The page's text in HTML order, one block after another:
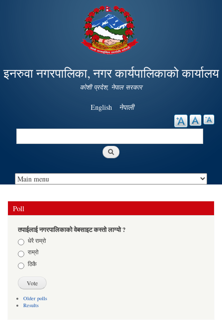
Skip to
main
content
इनरुवा नगरपालिका, नगर कार्यपालिकाको कार्यालय
कोशी प्रदेश, नेपाल सरकार
English नेपाली
Search
Poll
तपाईलाई नगरपालिकाको वेबसाइट कस्तो लाग्यो ?
Choicesधेरै राम्रो
राम्रो
ठिकै
Older polls
Results